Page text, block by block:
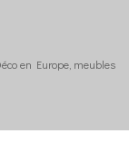
en Europe, meubles